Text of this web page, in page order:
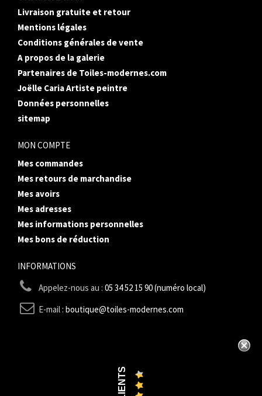
Livraison gratuite et retour
Mentions légales
Conditions générales de vente
A propos de la galerie
Partenaires de Toiles-modernes.com
Joëlle Caria Artiste peintre
Données personnelles
sitemap
MON COMPTE
Mes commandes
Mes retours de marchandise
Mes avoirs
Mes adresses
Mes informations personnelles
Mes bons de réduction
INFORMATIONS
Appelez-nous au : 05 34 52 15 90 (numéro local)
E-mail : boutique@toiles-modernes.com